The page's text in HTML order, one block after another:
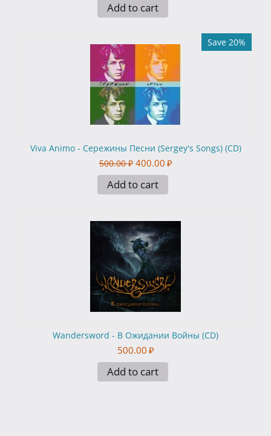
Add to cart
Save 20%
Viva Animo - Сережины Песни (Sergey's Songs) (CD)
500.00 ₽ 400.00 ₽
Add to cart
Wandersword - В Ожидании Войны (CD)
500.00 ₽
Add to cart